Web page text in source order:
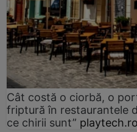
Cât costă o ciorbă, o
friptură în restaurantele
ce chirii sunt” playtech.ro